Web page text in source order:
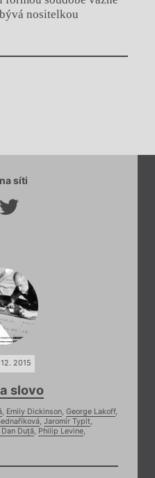
nositelkou
síti
2015
slovo
Emily Dickinson George Lakoff,
Jaromír Typlt
Duță Philip Levine